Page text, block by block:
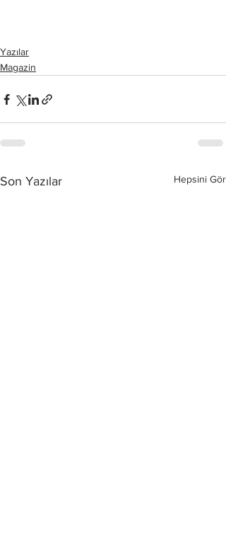
Yazılar
Magazin
Son Yazılar Hepsini Gör